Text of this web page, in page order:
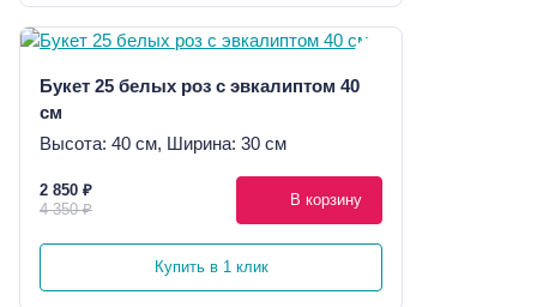
Букет 25 белых роз с эвкалиптом 40
см
Высота: 40 см, Ширина: 30 см
2 850 ₽
4 350 ₽
В корзину
Купить в 1 клик